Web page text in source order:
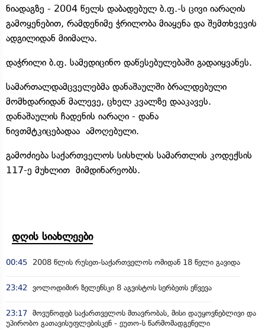
ნიადაგზე - 2004 წელს დაბადებულ ბ.ფ.-ს ცივი იარაღის
გამოყენებით, რამდენიმე ჭრილობა მიაყენა და შემთხვევის
ადგილიდან მიიმალა.
დაჭრილი ბ.ფ. სამედიცინო დაწესებულებაში გადაიყვანეს.
სამართალდამცველებმა დანაშაულში ბრალდებული
მომხდარიდან მალევე, ცხელ კვალზე დააკავეს.
დანაშაულის ჩადენის იარაღი - დანა
ნივთმტკიცებადაა ამოღებული.
გამოძიება საქართველოს სისხლის სამართლის კოდექსის
117-ე მუხლით მიმდინარეობს.
დღის სიახლეები
00:45 2008 წლის რუსეთ-საქართველოს ომიდან 18 წელი გავიდა
23:42 ვოლოდიმირ ზელენსკი 8 აგვისტოს სერბეთს ეწვევა
23:17 მოვუწოდებ საქართველოს მთავრობას, მისი დაუყოვნებლივი და
უპირობო გათავისუფლებისკენ - ეუთო-ს წარმომადგენელი